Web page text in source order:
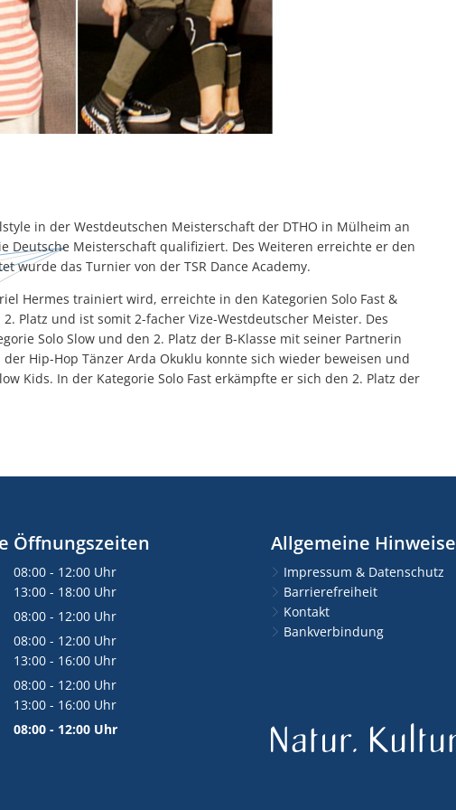
in der Westdeutschen Meisterschaft der DTHO in Mülheim an
Deutsche Meisterschaft qualifiziert. Des Weiteren erreichte er den
wurde das Turnier von der TSR Dance Academy.
Hermes trainiert wird, erreichte in den Kategorien Solo Fast &
Platz und ist somit 2-facher Vize-Westdeutscher Meister. Des
Solo Slow und den 2. Platz der B-Klasse mit seiner Partnerin
Hip-Hop Tänzer Arda Okuklu konnte sich wieder beweisen und
Kids. In der Kategorie Solo Fast erkämpfte er sich den 2. Platz der
Öffnungszeiten
08:00 - 12:00 Uhr
Von 08:00 bis 12:00 Uhr
13:00 - 18:00 Uhr
Von 13:00 bis 18:00 Uhr
08:00 - 12:00 Uhr
Von 08:00 bis 12:00 Uhr
08:00 - 12:00 Uhr
Von 08:00 bis 12:00 Uhr
13:00 - 16:00 Uhr
Von 13:00 bis 16:00 Uhr
08:00 - 12:00 Uhr
Von 08:00 bis 12:00 Uhr
13:00 - 16:00 Uhr
Von 13:00 bis 16:00 Uhr
08:00 - 12:00 Uhr
Allgemeine Hinweise
Impressum & Datenschutz
Barrierefreiheit
Kontakt
Bankverbindung